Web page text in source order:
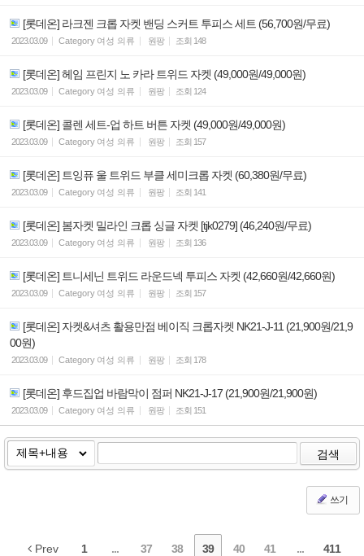
[롯데온] 라크젠 크롭 자켓 밴딩 스커트 투피스 세트 (56,700원/무료)
2023.03.09 Category 여성 의류 원팡 조회 148
[롯데온] 헤임 프린지 노 카라 트위드 자켓 (49,000원/49,000원)
2023.03.09 Category 여성 의류 원팡 조회 124
[롯데온] 콜렌 세트-업 하트 버튼 자켓 (49,000원/49,000원)
2023.03.09 Category 여성 의류 원팡 조회 157
[롯데온] 트잉퓨 울 트위드 부클 세미크롭 자켓 (60,380원/무료)
2023.03.09 Category 여성 의류 원팡 조회 141
[롯데온] 봄자켓 밀라인 크롭 싱글 자켓 [tjk0279] (46,240원/무료)
2023.03.09 Category 여성 의류 원팡 조회 136
[롯데온] 트니세닌 트위드 라운드넥 투피스 자켓 (42,660원/42,660원)
2023.03.09 Category 여성 의류 원팡 조회 157
[롯데온] 자켓&셔츠 활용만점 베이직 크롭자켓 NK21-J-11 (21,900원/21,9
00원)
2023.03.09 Category 여성 의류 원팡 조회 178
[롯데온] 후드집업 바람막이 점퍼 NK21-J-17 (21,900원/21,900원)
2023.03.09 Category 여성 의류 원팡 조회 151
검색
쓰기
Prev 1 ... 37 38 39 40 41 ... 411